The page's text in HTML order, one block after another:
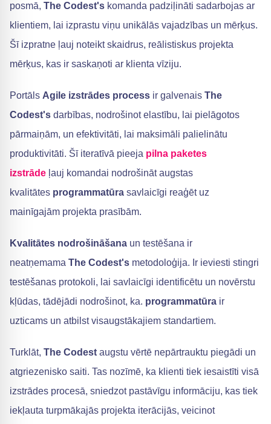
posmā, The Codest's komanda padziļināti sadarbojas ar
klientiem, lai izprastu viņu unikālās vajadzības un mērķus.
Šī izpratne ļauj noteikt skaidrus, reālistiskus projekta
mērķus, kas ir saskaņoti ar klienta vīziju.
Portāls Agile izstrādes process ir galvenais The
Codest's darbības, nodrošinot elastību, lai pielāgotos
pārmaiņām, un efektivitāti, lai maksimāli palielinātu
produktivitāti. Šī iteratīvā pieeja pilna paketes
izstrāde ļauj komandai nodrošināt augstas
kvalitātes programmatūra savlaicīgi reaģēt uz
mainīgajām projekta prasībām.
Kvalitātes nodrošināšana un testēšana ir
neatņemama The Codest's metodoloģija. Ir ieviesti stingri
testēšanas protokoli, lai savlaicīgi identificētu un novērstu
kļūdas, tādējādi nodrošinot, ka. programmatūra ir
uzticams un atbilst visaugstākajiem standartiem.
Turklāt, The Codest augstu vērtē nepārtrauktu piegādi un
atgriezenisko saiti. Tas nozīmē, ka klienti tiek iesaistīti visā
izstrādes procesā, sniedzot pastāvīgu informāciju, kas tiek
iekļauta turpmākajās projekta iterācijās, veicinot